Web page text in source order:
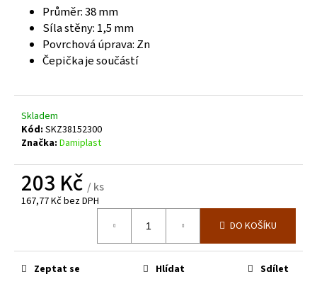
Průměr: 38 mm
Síla stěny: 1,5 mm
Povrchová úprava: Zn
Čepička je součástí
Skladem
Kód: SKZ38152300
Značka: Damiplast
203 Kč / ks
167,77 Kč bez DPH
DO KOŠÍKU
Zeptat se Hlídat Sdílet
HLEDAT
D
o
p
o
r
u
č
u
m
e